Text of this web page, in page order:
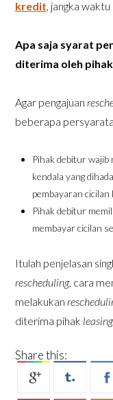
kredit, jangka
Apa saja syarat
diterima oleh pihak
Agar pengajuan
beberapa
Pihak debitur
kendala yang
pembayaran
Pihak debitur
membayar cicilan
Itulah penjelasan
rescheduling, cara
melakukan
diterima pihak leasing
Share this: